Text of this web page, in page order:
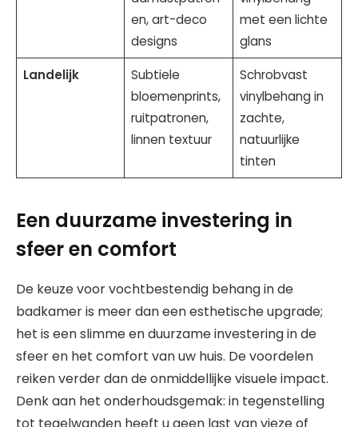
en, art-deco
designs
met een lichte
glans
Landelijk
Subtiele
bloemenprints,
ruitpatronen,
linnen textuur
Schrobvast
vinylbehang in
zachte,
natuurlijke
tinten
Een duurzame investering in
sfeer en comfort
De keuze voor vochtbestendig behang in de
badkamer is meer dan een esthetische upgrade;
het is een slimme en duurzame investering in de
sfeer en het comfort van uw huis. De voordelen
reiken verder dan de onmiddellijke visuele impact.
Denk aan het onderhoudsgemak: in tegenstelling